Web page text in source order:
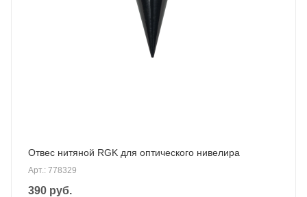
Отвес нитяной RGK для оптического нивелира
Арт.: 778329
390 руб.